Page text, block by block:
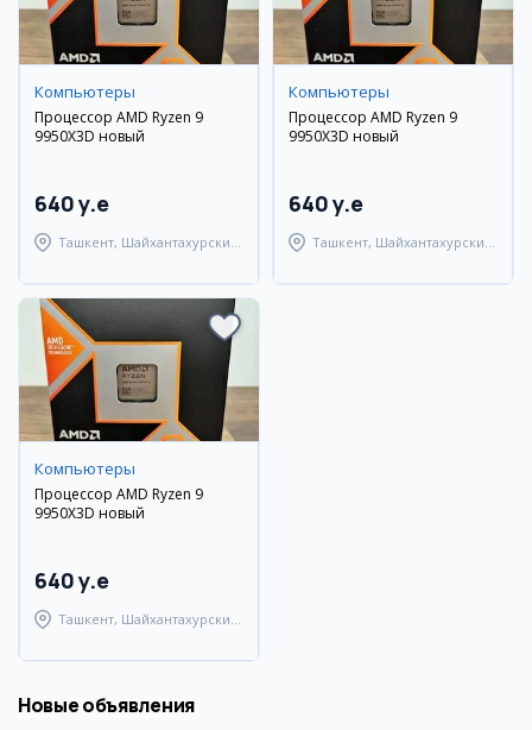
Компьютеры
Процессор AMD Ryzen 9
9950X3D новый
640 y.e
Ташкент, Шайхантахурский
Компьютеры
Процессор AMD Ryzen 9
9950X3D новый
640 y.e
Ташкент, Шайхантахурский
Компьютеры
Процессор AMD Ryzen 9
9950X3D новый
640 y.e
Ташкент, Шайхантахурский
Новые объявления